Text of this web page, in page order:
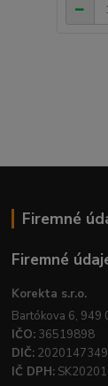
Firemné
Firemné
Korekta s.r.o.
Bartókova 6, 949
IČO: 36519898
DIČ: 2020147349
IČ DPH: